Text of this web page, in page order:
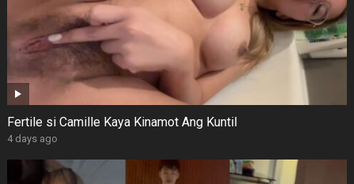
Fertile si Camille Kaya Kinamot Ang Kuntil
4 days ago